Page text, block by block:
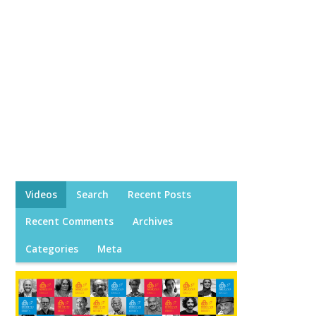
Videos Search Recent Posts
Recent Comments Archives
Categories Meta